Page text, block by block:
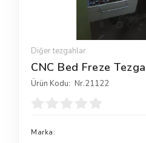
Diğer tezgahlar
CNC Bed Freze
Ürün Kodu: Nr.21122
Marka: